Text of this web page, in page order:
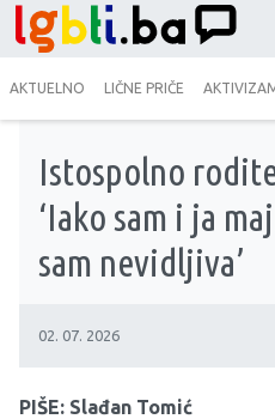
AKTUELNO LIČNE PRIČE
Istospolno
‘Iako sam i ja
sam nevidljiva’
02. 07. 2026
PIŠE: Slađan Tomić